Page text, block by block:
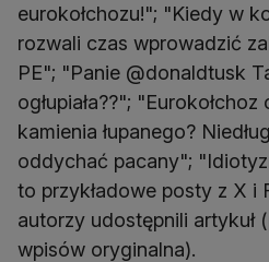
eurokołchozu!"; "Kiedy w
rozwali czas wprowadzić
PE"; "Panie @donaldtusk
ogłupiała??";
kamienia łupanego?
oddychać pacany";
to przykładowe posty z X i
autorzy udostępnili artykuł
wpisów oryginalna).